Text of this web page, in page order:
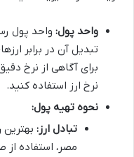
واحد پول: واحد پول
تبدیل آن در برابر
برای آگاهی از نرخ
نرخ ارز استفاده کنید.
نحوه تهیه پول:
تبادل ارز: بهترین
مصر، استفاده